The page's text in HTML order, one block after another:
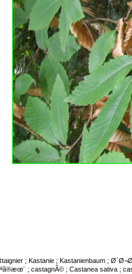
; Kastanie ; Kastanienbaum ;
; castagnÃ© ; Castanea sativa ;